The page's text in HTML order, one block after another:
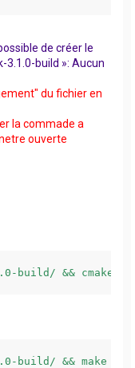
de créer le
build »: Aucun
du fichier en
la commade a
ouverte
build/ && cmake ..
build/ && make